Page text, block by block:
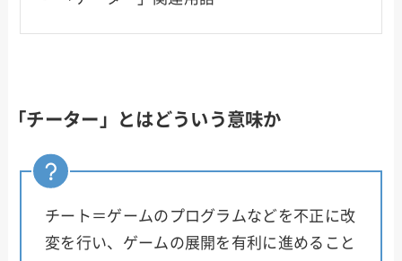
「チーター」とはどういう意味か
チート＝ゲームのプログラムなどを不正に改
変を行い、ゲームの展開を有利に進めること